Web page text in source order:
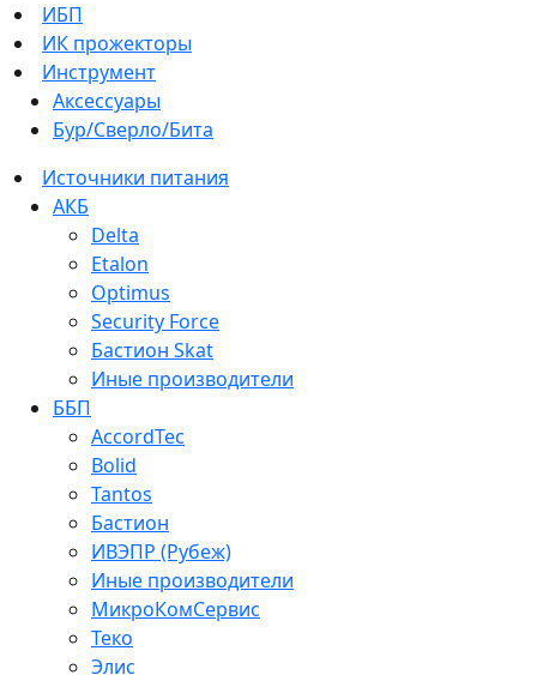
ИБП
ИК прожекторы
Инструмент
Аксессуары
Бур/Сверло/Бита
Источники питания
АКБ
Delta
Etalon
Optimus
Security Force
Бастион Skat
Иные производители
ББП
AccordTec
Bolid
Tantos
Бастион
ИВЭПР (Рубеж)
Иные производители
МикроКомСервис
Теко
Элис